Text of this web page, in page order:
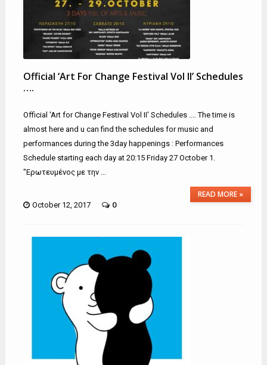
Official ‘Art For Change Festival Vol II’ Schedules
….
Official 'Art for Change Festival Vol II' Schedules .... The time is
almost here and u can find the schedules for music and
performances during the 3day happenings : Performances
Schedule starting each day at 20:15 Friday 27 October 1.
"Ερωτευμένος με την ...
READ MORE »
October 12, 2017 0